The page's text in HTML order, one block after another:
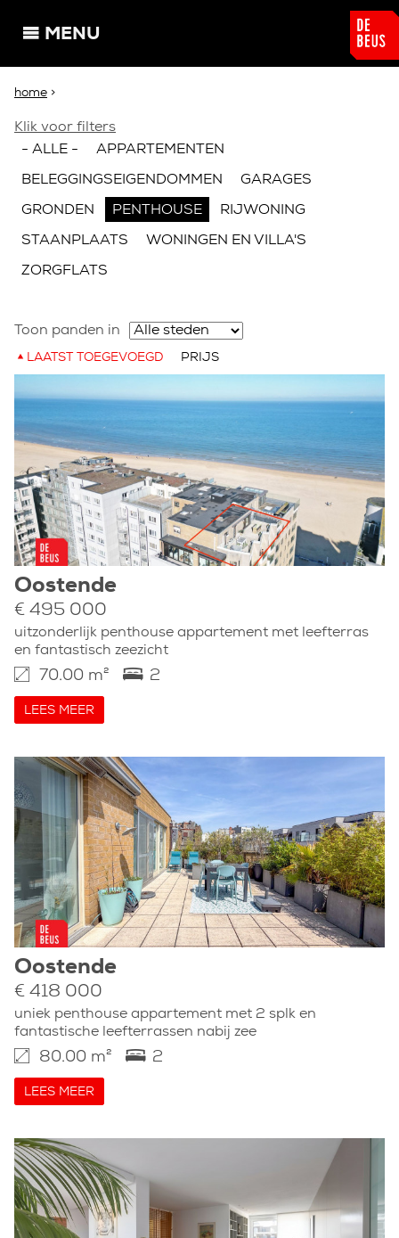
MENU
U bent hier
home >
Klik voor filters
- ALLE -
APPARTEMENTEN
BELEGGINGSEIGENDOMMEN GARAGES
GRONDEN PENTHOUSE RIJWONING
STAANPLAATS WONINGEN EN VILLA'S
ZORGFLATS
Toon panden in
LAATST TOEGEVOEGD PRIJS
Oostende
€ 495 000
uitzonderlijk penthouse appartement met leefterras
en fantastisch zeezicht
70.00 m² 2
LEES MEER
Oostende
€ 418 000
uniek penthouse appartement met 2 splk en
fantastische leefterrassen nabij zee
80.00 m² 2
LEES MEER